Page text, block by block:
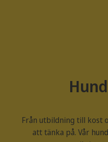
Från utbildning till kost
att tänka på. Vår